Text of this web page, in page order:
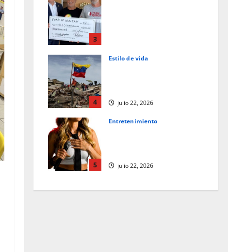
3
julio 23, 2026
4
Estilo de vida
julio 22, 2026
5
Entretenimiento
julio 22, 2026